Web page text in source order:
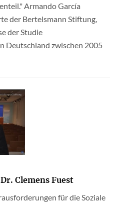
Armando García
der Bertelsmann Stiftung,
der Studie
Deutschland zwischen 2005
Clemens Fuest
für die Soziale